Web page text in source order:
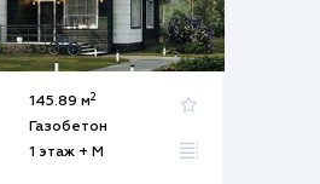
145.89 м2
Газобетон
1 этаж + М